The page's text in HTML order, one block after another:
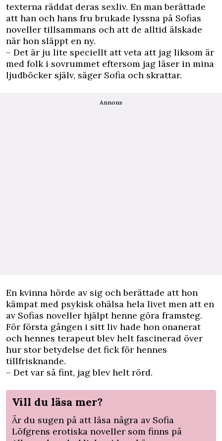
texterna räddat deras sexliv. En man berättade
att han och hans fru brukade lyssna på Sofias
noveller tillsammans och att de alltid älskade
när hon släppt en ny.
– Det är ju lite speciellt att veta att jag liksom är
med folk i sovrummet eftersom jag läser in mina
ljudböcker själv, säger Sofia och skrattar.
Annons
En kvinna hörde av sig och berättade att hon
kämpat med psykisk ohälsa hela livet men att en
av Sofias noveller hjälpt henne göra framsteg.
För första gången i sitt liv hade hon onanerat
och hennes terapeut blev helt fascinerad över
hur stor betydelse det fick för hennes
tillfrisknande.
– Det var så fint, jag blev helt rörd.
Vill du läsa mer?
Är du sugen på att läsa några av Sofia
Löfgrens erotiska noveller som finns på